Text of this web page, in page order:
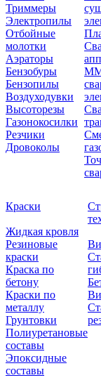
Триммеры
Электропилы
Отбойные
молотки
Аэраторы
Бензобуры
Бензопилы
Воздуходувки
Высоторезы
Газонокосилки
Резчики
Дровоколы
Краски
Жидкая кровля
Резиновые
краски
Краска по
бетону
Краски по
металлу
Грунтовки
Полиуретановые
составы
Эпоксидные
составы